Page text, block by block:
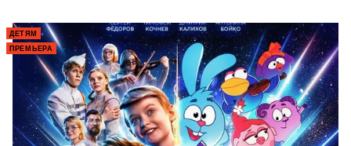
ДЕТЯМ
ПРЕМЬЕРА